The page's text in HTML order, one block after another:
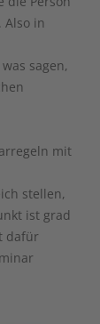
Also in
sagen,
mit
stellen,
ist grad
dafür